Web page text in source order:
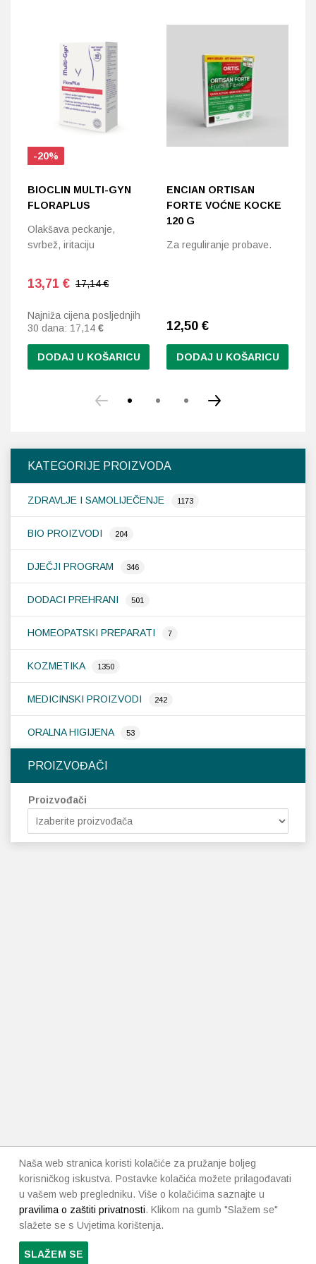
KATEGORIJE PROIZVODA
ZDRAVLJE I SAMOLIJEČENJE 1173
BIO PROIZVODI 204
DJEČJI PROGRAM 346
DODACI PREHRANI 501
HOMEOPATSKI PREPARATI 7
KOZMETIKA 1350
MEDICINSKI PROIZVODI 242
ORALNA HIGIJENA 53
PROIZVOĐAČI
Proizvođači
-20%
BIOCLIN MULTI-GYN
FLORAPLUS
Olakšava peckanje,
svrbež, iritaciju
13,71 € 17,14 €
Najniža cijena posljednjih
30 dana: 17,14 €
DODAJ U KOŠARICU
ENCIAN ORTISAN
FORTE VOĆNE KOCKE
120 G
Za reguliranje probave.
12,50 €
DODAJ U KOŠARICU
Naša web stranica koristi kolačiće za pružanje boljeg
korisničkog iskustva. Postavke kolačića možete prilagođavati
u vašem web pregledniku. Više o kolačićima saznajte u
pravilima o zaštiti privatnosti. Klikom na gumb "Slažem se"
slažete se s Uvjetima korištenja.
SLAŽEM SE